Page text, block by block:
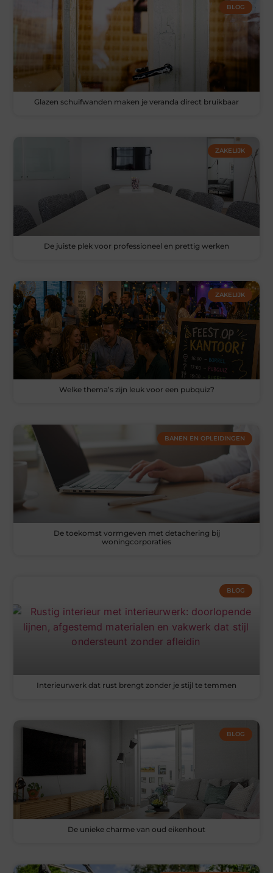
BLOG
Glazen schuifwanden maken je veranda direct bruikbaar
ZAKELIJK
De juiste plek voor professioneel en prettig werken
ZAKELIJK
Welke thema’s zijn leuk voor een pubquiz?
BANEN EN OPLEIDINGEN
De toekomst vormgeven met detachering bij
woningcorporaties
BLOG
Interieurwerk dat rust brengt zonder je stijl te temmen
BLOG
De unieke charme van oud eikenhout